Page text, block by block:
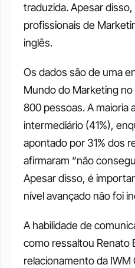
traduzida. Apesar disso,
profissionais de
inglês.
Os dados são de uma
Mundo do Marketing
800 pessoas. A maioria
intermediário (41%),
apontado por 31% dos
afirmaram “não
Apesar disso, é
nível avançado não foi
A habilidade de
como ressaltou Renato
relacionamento da IWM